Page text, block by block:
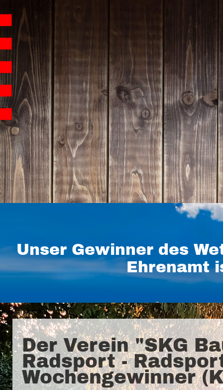
Homepage |
Impressum
Datenschutz
Unser Gewinner des
Ehrenamt
Der Verein "SKG
Radsport -
Wochengewinner